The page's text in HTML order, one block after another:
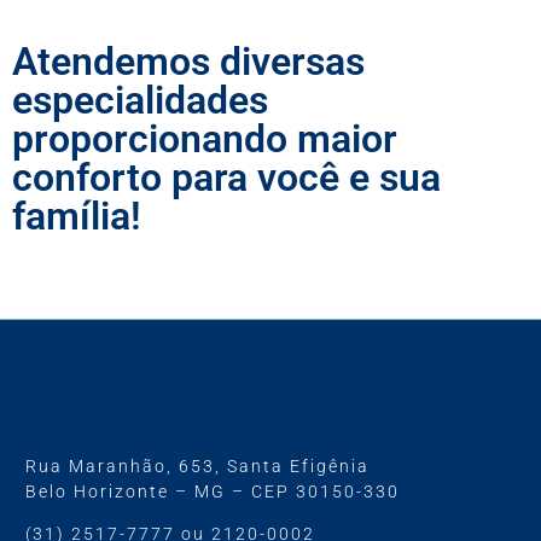
Atendemos diversas
especialidades
proporcionando maior
conforto para você e sua
família!
Rua Maranhão, 653, Santa Efigênia
Belo Horizonte – MG – CEP 30150-330
(31) 2517-7777 ou 2120-0002